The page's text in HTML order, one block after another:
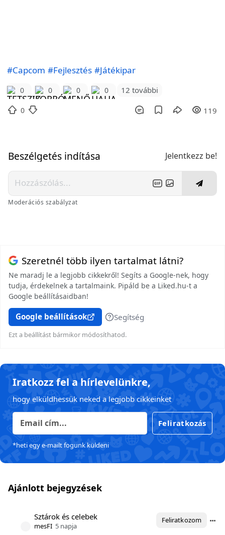
#Capcom #Fejlesztés #Játékipar
0 0 0 0 12 további
0 119
Beszélgetés indítása Jelentkezz be!
Moderációs szabályzat
Szeretnél több ilyen tartalmat látni?
Ne maradj le a legjobb cikkekről! Segíts a Google-nek, hogy
tudja, érdekelnek a tartalmaink. Pipáld be a Liked.hu-t a
Google beállításaidban!
Google beállítások Segítség
Ezt a beállítást bármikor módosíthatod.
Iratkozz fel a hírlevelünkre,
hogy elküldhessük neked a legjobb cikkeinket
Feliratkozás
*heti egy e-mailt fogunk küldeni
Ajánlott bejegyzések
Sztárok és celebek
mesFI 5 napja
Feliratkozom